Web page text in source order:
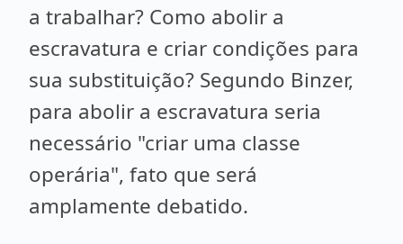
a trabalhar? Como abolir a
escravatura e criar condições para
sua substituição? Segundo Binzer,
para abolir a escravatura seria
necessário "criar uma classe
operária", fato que será
amplamente debatido.